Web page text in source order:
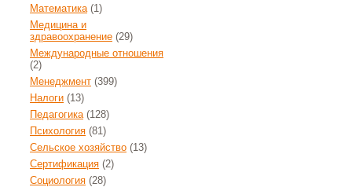
Математика(1)
Медицина и
здравоохранение (29)
Международные отношения
(2)
Менеджмент (399)
Налоги (13)
Педагогика(128)
Психология (81)
Сельское хозяйство (13)
Сертификация (2)
Социология (28)